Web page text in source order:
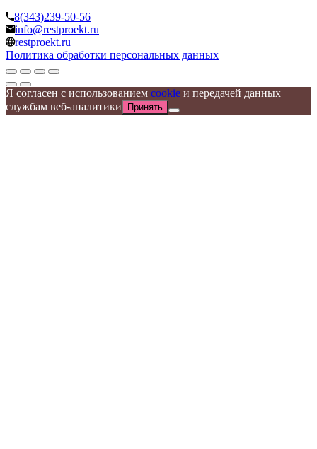
8(343)239-50-56
info@restproekt.ru
restproekt.ru
Политика обработки персональных данных
Я согласен с использованием cookie и передачей данных
службам веб-аналитики
Принять